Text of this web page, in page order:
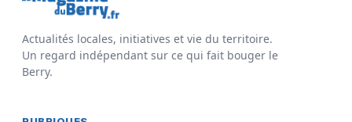
Actualités locales, initiatives et vie du territoire.
Un regard indépendant sur ce qui fait bouger le
Berry.